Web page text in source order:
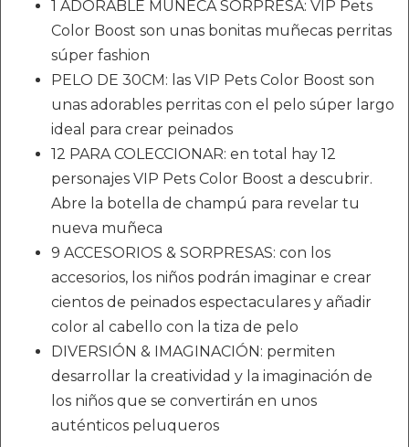
1 ADORABLE MUÑECA SORPRESA: VIP Pets
Color Boost son unas bonitas muñecas perritas
súper fashion
PELO DE 30CM: las VIP Pets Color Boost son
unas adorables perritas con el pelo súper largo
ideal para crear peinados
12 PARA COLECCIONAR: en total hay 12
personajes VIP Pets Color Boost a descubrir.
Abre la botella de champú para revelar tu
nueva muñeca
9 ACCESORIOS & SORPRESAS: con los
accesorios, los niños podrán imaginar e crear
cientos de peinados espectaculares y añadir
color al cabello con la tiza de pelo
DIVERSIÓN & IMAGINACIÓN: permiten
desarrollar la creatividad y la imaginación de
los niños que se convertirán en unos
auténticos peluqueros